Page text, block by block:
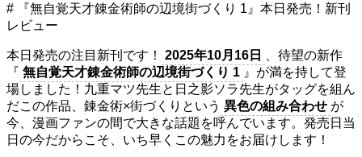
# 『無自覚天才錬金術師の辺境街づくり 1』本日発売！新刊
レビュー
本日発売の注目新刊です！ 2025年10月16日
、待望の新作
『 無自覚天才錬金術師の辺境街づくり 1 』が満を持して登
場しました！九重マツ先生と日之影ソラ先生がタッグを組ん
だこの作品、錬金術×街づくりという 異色の組み合わせ が
今、漫画ファンの間で大きな話題を呼んでいます。発売日当
日の今だからこそ、いち早くこの魅力をお届けします！